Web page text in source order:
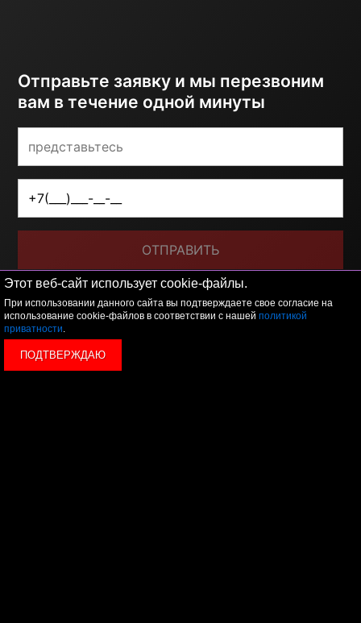
Этот веб-сайт использует cookie-файлы.
При использовании данного сайта вы подтверждаете свое согласие на
использование cookie-файлов в соответствии с нашей политикой
приватности.
ПОДТВЕРЖДАЮ
Отправьте заявку и мы перезвоним
вам в течение одной минуты
ОТПРАВИТЬ
Я принимаю условияполитики обработки
персональных данных